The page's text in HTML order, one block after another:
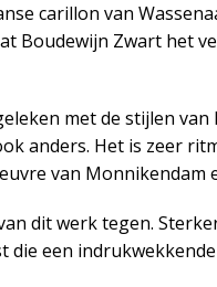
carillon van
Boudewijn Zwart het
met de stijlen
anders. Het is zeer
van Monnikendam
dit werk tegen.
een